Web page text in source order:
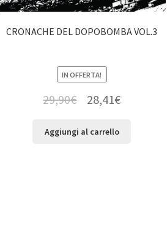
CRONACHE DEL DOPOBOMBA VOL.3
IN OFFERTA!
29,90€ 28,41€
Aggiungi al carrello